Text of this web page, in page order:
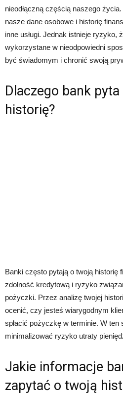
nieodłączną częścią naszego
nasze dane osobowe i historię
inne usługi. Jednak istnieje ryzyko,
wykorzystane w nieodpowiedni
być świadomym i chronić swoją
Dlaczego bank
historię?
Banki często pytają o twoją historię
zdolność kredytową i ryzyko
pożyczki. Przez analizę twojej
ocenić, czy jesteś wiarygodnym
spłacić pożyczkę w terminie. W ten
minimalizować ryzyko utraty
Jakie informacje
zapytać o twoją